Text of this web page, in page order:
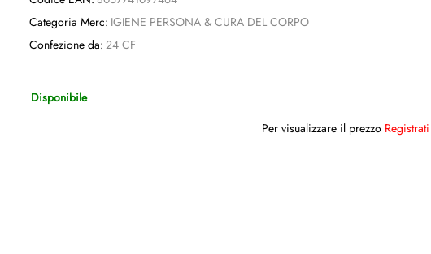
Categoria Merc: IGIENE PERSONA & CURA DEL CORPO
Confezione da: 24 CF
Disponibile
Per visualizzare il prezzo Registrati